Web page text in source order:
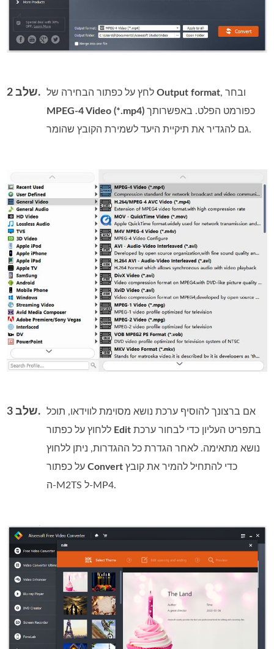
שלב 2. לחץ על כפתור הבחירה שלOutput format , ובחר
MPEG-4 Video (*.mp4) כפורמט הפלט. באפשרותך
גם להגדיר את תיקיית היעד לשמירת הקובץ שהומר.
שלב 3.
אם ברצונך להוסיף ערכת נושא מסוימת לווידאו, תוכל
Edit בתפריט העליון כדי לבחור ערכת
נושא מתאימה. לאחר הגדרת כל ההגדרות, ניתן ללחוץ
על כפתורConvert כדי להתחיל להמיר את קובץ
ה‑M2TS ל‑MP4.